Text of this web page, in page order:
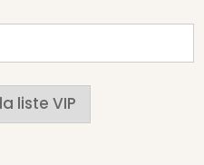
liste VIP